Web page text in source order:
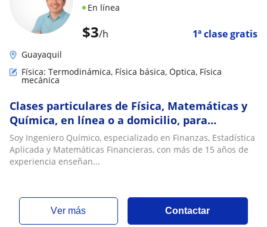
$3/h 1ª clase gratis
En línea
Guayaquil
Física: Termodinámica, Física básica, Óptica, Física
mecánica
Clases particulares de Física, Matemáticas y
Química, en línea o a domicilio, para
estudiantes de bachillerato,
preuniversitarios
Soy Ingeniero Químico, especializado en Finanzas, Estadística
Aplicada y Matemáticas Financieras, con más de 15 años de
experiencia enseñan...
ver más Contactar